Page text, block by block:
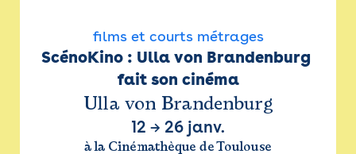
films et courts métrages
ScénoKino : Ulla von Brandenburg
fait son cinéma
Ulla von Brandenburg
12 → 26 janv.
à la Cinémathèque de Toulouse